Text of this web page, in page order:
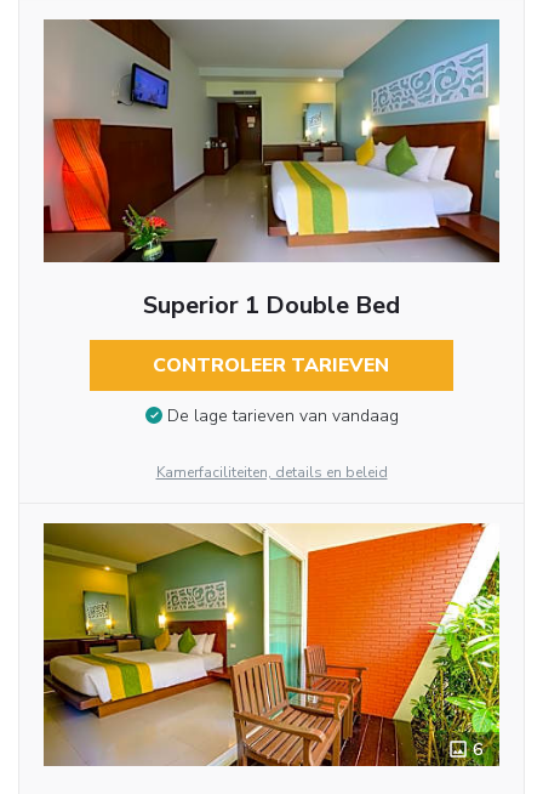
Superior 1 Double Bed
CONTROLEER TARIEVEN
De lage tarieven van vandaag
Kamerfaciliteiten, details en beleid
6